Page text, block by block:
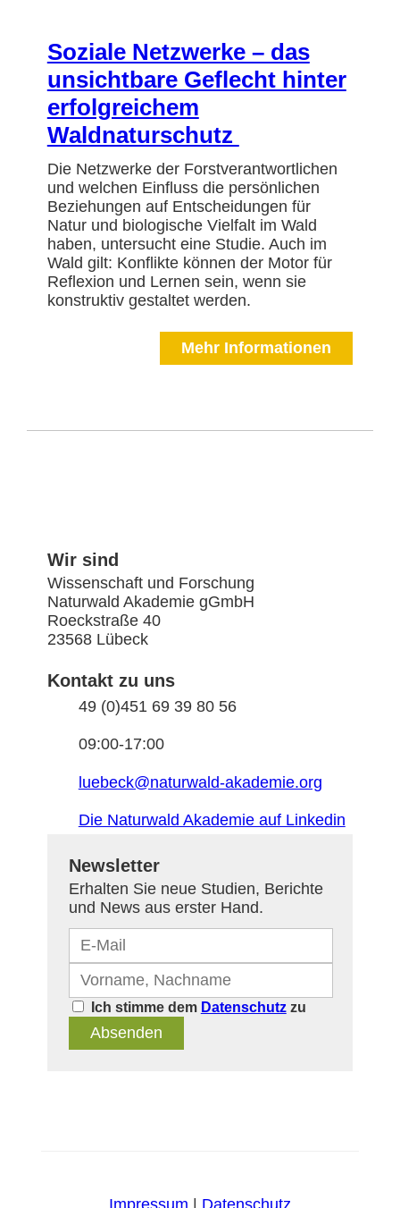
Soziale Netzwerke – das
unsichtbare Geflecht hinter
erfolgreichem
Waldnaturschutz
Die Netzwerke der Forstverantwortlichen
und welchen Einfluss die persönlichen
Beziehungen auf Entscheidungen für
Natur und biologische Vielfalt im Wald
haben, untersucht eine Studie. Auch im
Wald gilt: Konflikte können der Motor für
Reflexion und Lernen sein, wenn sie
konstruktiv gestaltet werden.
Mehr Informationen
Wir sind
Wissenschaft und Forschung
Naturwald Akademie gGmbH
Roeckstraße 40
23568 Lübeck
Kontakt zu uns
49 (0)451 69 39 80 56
09:00-17:00
luebeck@naturwald-akademie.org
Die Naturwald Akademie auf Linkedin
Newsletter
Erhalten Sie neue Studien, Berichte
und News aus erster Hand.
Ich stimme dem Datenschutzzu
Absenden